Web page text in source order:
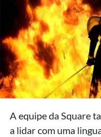
A equipe da Square
a lidar com uma